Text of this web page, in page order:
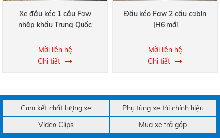
Xe đầu kéo 1 cầu Faw
nhập khẩu Trung Quốc
Mời liên hệ
Chi tiết
Đầu kéo Faw 2 cầu cabin
JH6 mới
Mời liên hệ
Chi tiết
Cam kết chất lượng xe
Phụ tùng xe tải chính hiệu
Video Clips
Mua xe trả góp